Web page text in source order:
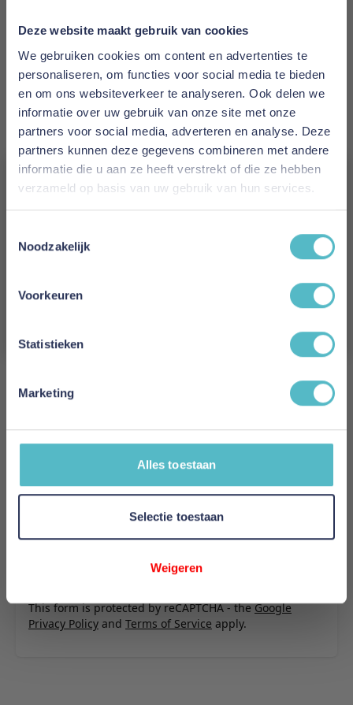
Deze website maakt gebruik van cookies
We gebruiken cookies om content en advertenties te
personaliseren, om functies voor social media te bieden
en om ons websiteverkeer te analyseren. Ook delen we
informatie over uw gebruik van onze site met onze
partners voor social media, adverteren en analyse. Deze
partners kunnen deze gegevens combineren met andere
informatie die u aan ze heeft verstrekt of die ze hebben
verzameld op basis van uw gebruik van hun services.
Noodzakelijk
Voorkeuren
Statistieken
Marketing
Alles toestaan
Selectie toestaan
Weigeren
Prijs
€ 3.940,00
Levertijd
2 tot 4 weken
Kleur
280 Avella Sand
Newilla Sofa Bed With Chaise
Schrijf uw eigen review
U plaatst een review over:
Innovation Living Newilla Sofa Bed
With Chaise - stof 280
Uw naam
Review
This form is protected by reCAPTCHA - theGoogle
Privacy Policy and Terms of Service apply.
E-mail